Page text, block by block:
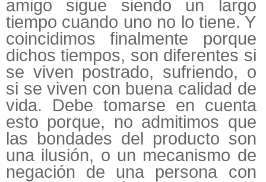
amigo sigue siendo un largo
tiempo cuando uno no lo tiene. Y
coincidimos finalmente porque
dichos tiempos, son diferentes si
se viven postrado, sufriendo, o
si se viven con buena calidad de
vida. Debe tomarse en cuenta
esto porque, no admitimos que
las bondades del producto son
una ilusión, o un mecanismo de
negación de una persona con